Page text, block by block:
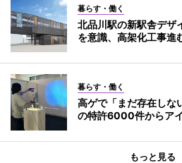
暮らす・働く
北品川駅の新駅舎デ
を意識、高架化工事進
暮らす・働く
高ゲで「まだ存在し
の特許6000件からア
もっと見る